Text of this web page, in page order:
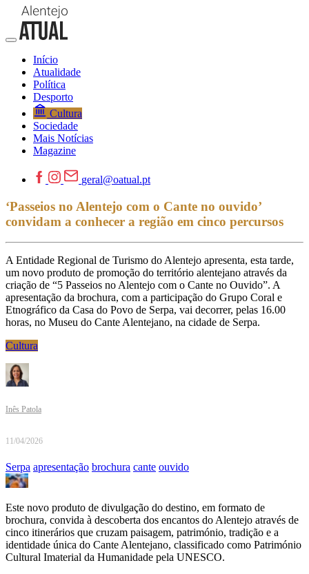
Início
Atualidade
Política
Desporto
Cultura
Sociedade
Mais Notícias
Magazine
geral@oatual.pt
‘Passeios no Alentejo com o Cante no ouvido’
convidam a conhecer a região em cinco percursos
A Entidade Regional de Turismo do Alentejo apresenta, esta tarde,
um novo produto de promoção do território alentejano através da
criação de “5 Passeios no Alentejo com o Cante no Ouvido”. A
apresentação da brochura, com a participação do Grupo Coral e
Etnográfico da Casa do Povo de Serpa, vai decorrer, pelas 16.00
horas, no Museu do Cante Alentejano, na cidade de Serpa.
Cultura
Inês Patola
11/04/2026
Serpa apresentação brochura cante ouvido
Este novo produto de divulgação do destino, em formato de
brochura, convida à descoberta dos encantos do Alentejo através de
cinco itinerários que cruzam paisagem, património, tradição e a
identidade única do Cante Alentejano, classificado como Património
Cultural Imaterial da Humanidade pela UNESCO.